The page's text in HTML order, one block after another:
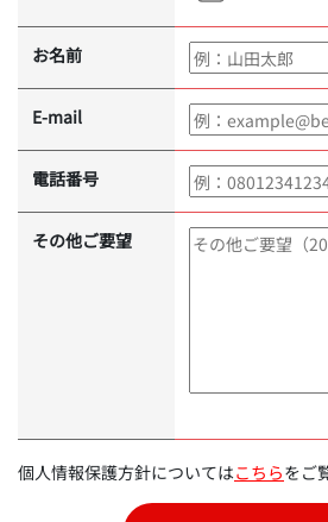
お名前
E-mail
電話番号
その他ご要望
個人情報保護方針についてはこちらをご